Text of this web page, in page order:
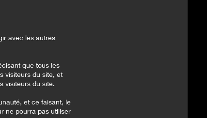
avec les autres
que tous les
visiteurs du site, et
visiteurs du site.
et ce faisant, le
ne pourra pas utiliser